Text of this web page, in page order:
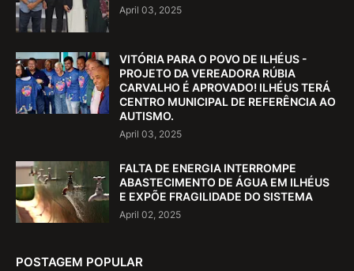
April 03, 2025
VITÓRIA PARA O POVO DE ILHÉUS -
PROJETO DA VEREADORA RÚBIA
CARVALHO É APROVADO! ILHÉUS TERÁ
CENTRO MUNICIPAL DE REFERÊNCIA AO
AUTISMO.
April 03, 2025
FALTA DE ENERGIA INTERROMPE
ABASTECIMENTO DE ÁGUA EM ILHÉUS
E EXPÕE FRAGILIDADE DO SISTEMA
April 02, 2025
POSTAGEM POPULAR